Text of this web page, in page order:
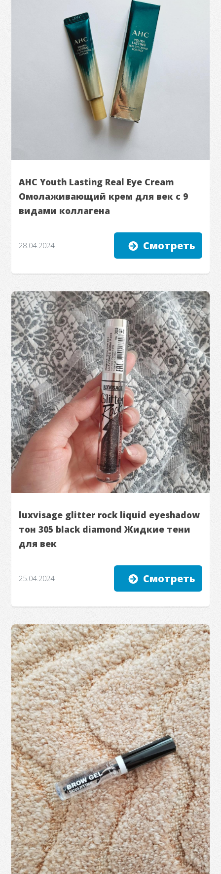
AHC Youth Lasting Real Eye Cream
Омолаживающий крем для век с 9
видами коллагена
28.04.2024 Смотреть
luxvisage glitter rock liquid eyeshadow
тон 305 black diamond Жидкие тени
для век
25.04.2024 Смотреть